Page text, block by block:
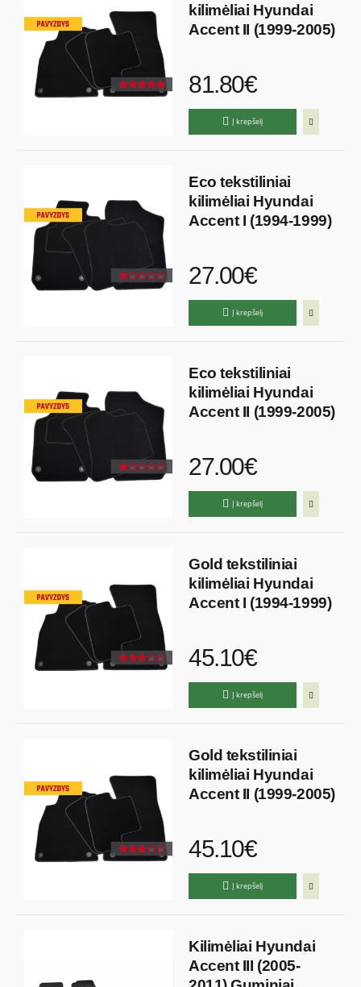
kilimėliai Hyundai
Accent II (1999-2005)
81.80€
Į krepšelį
Eco tekstiliniai
kilimėliai Hyundai
Accent I (1994-1999)
27.00€
Į krepšelį
Eco tekstiliniai
kilimėliai Hyundai
Accent II (1999-2005)
27.00€
Į krepšelį
Gold tekstiliniai
kilimėliai Hyundai
Accent I (1994-1999)
45.10€
Į krepšelį
Gold tekstiliniai
kilimėliai Hyundai
Accent II (1999-2005)
45.10€
Į krepšelį
Kilimėliai Hyundai
Accent III (2005-